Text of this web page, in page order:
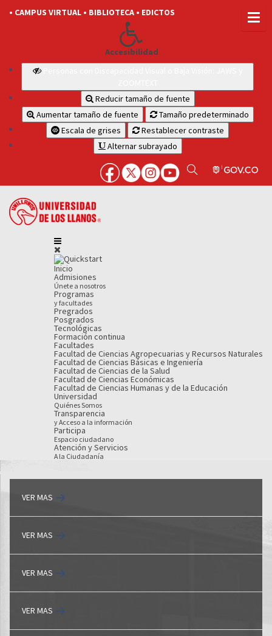
• CAMPUS VIRTUAL • BIBLIOTECA • EDICTOS
Accesibilidad
Reducir tamaño de fuente
Aumentar tamaño de fuente
Tamaño predeterminado
Escala de grises
Restablecer contraste
Alternar subrayado
Inicio
Admisiones
Únete a nosotros
Programas
y facultades
Pregrados
Posgrados
Tecnológicas
Formación continua
Facultades
Facultad de Ciencias Agropecuarias y Recursos Naturales
Facultad de Ciencias Básicas e Ingeniería
Facultad de Ciencias de la Salud
Facultad de Ciencias Económicas
Facultad de Ciencias Humanas y de la Educación
Universidad
Quiénes Somos
Transparencia
y Acceso a la información
Participa
Espacio ciudadano
Atención y Servicios
A la Ciudadanía
VER MAS
VER MAS
VER MAS
VER MAS